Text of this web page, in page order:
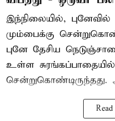
இந்நிலையில், புனேவில்
மும்பைக்கு
புனே தேசிய
உள்ள
சென்றுகொண்டிருந்தது.